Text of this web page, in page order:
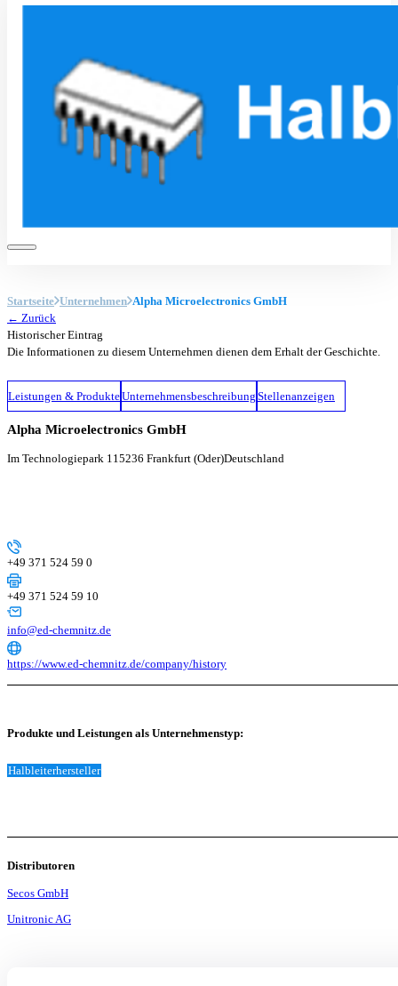
Startseite Unternehmen Alpha Microelectronics GmbH
← Zurück
Historischer Eintrag
Die Informationen zu diesem Unternehmen dienen dem Erhalt der Geschichte.
Leistungen & ProdukteUnternehmensbeschreibung Stellenanzeigen
Alpha Microelectronics GmbH
Im Technologiepark 1 15236 Frankfurt (Oder)Deutschland
+49 371 524 59 0
+49 371 524 59 10
info@ed-chemnitz.de
https://www.ed-chemnitz.de/company/history
Produkte und Leistungen als Unternehmenstyp:
Halbleiterhersteller
Distributoren
Secos GmbH
Unitronic AG